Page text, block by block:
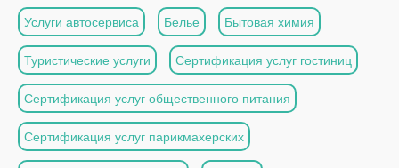
Услуги автосервиса Белье Бытовая химия
Туристические услуги Сертификация услуг гостиниц
Сертификация услуг общественного питания
Сертификация услуг парикмахерских